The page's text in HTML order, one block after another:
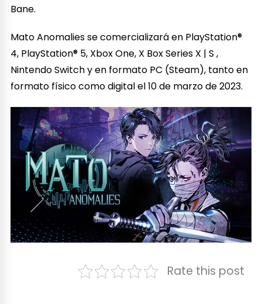
Bane.
Mato Anomalies se comercializará en PlayStation®
4, PlayStation® 5, Xbox One, X Box Series X | S ,
Nintendo Switch y en formato PC (Steam), tanto en
formato físico como digital el 10 de marzo de 2023.
Rate this post